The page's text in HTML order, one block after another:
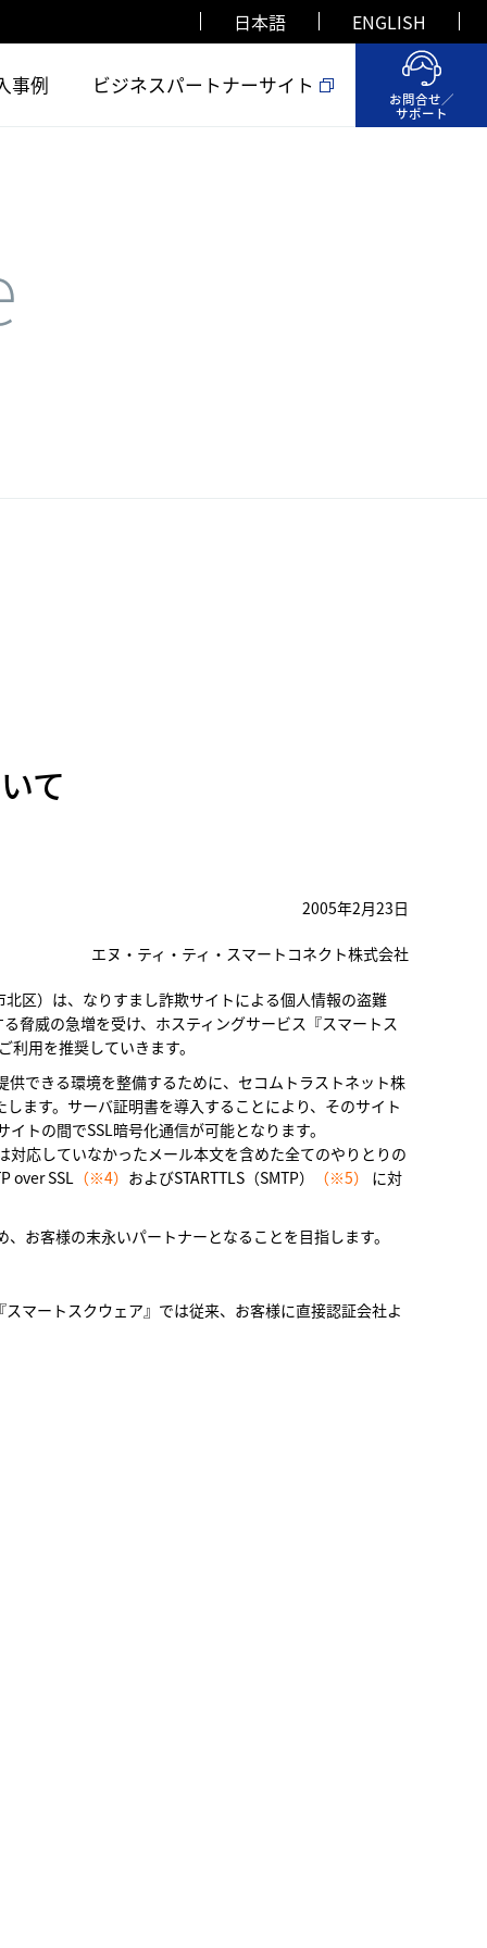
日本語 ENGLISH
事例 ビジネスパートナーサイト
お問合せ／
サポート
て
2005年2月23日
エヌ・ティ・ティ・スマートコネクト株式会社
区）は、なりすまし詐欺サイトによる個人情報の盗難
脅威の急増を受け、ホスティングサービス『スマートス
用を推奨していきます。
できる環境を整備するために、セコムトラストネット株
ます。サーバ証明書を導入することにより、そのサイト
トの間でSSL暗号化通信が可能となります。
応していなかったメール本文を含めた全てのやりとりの
over SSL （※4） およびSTARTTLS（SMTP） （※5） に対
お客様の末永いパートナーとなることを目指します。
マートスクウェア』では従来、お客様に直接認証会社よ